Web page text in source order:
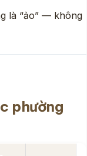
là “ảo” — không
phường